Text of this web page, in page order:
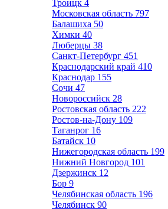
Троицк 4
Московская область 797
Балашиха 50
Химки 40
Люберцы 38
Санкт-Петербург 451
Краснодарский край 410
Краснодар 155
Сочи 47
Новороссийск 28
Ростовская область 222
Ростов-на-Дону 109
Таганрог 16
Батайск 10
Нижегородская область 199
Нижний Новгород 101
Дзержинск 12
Бор 9
Челябинская область 196
Челябинск 90